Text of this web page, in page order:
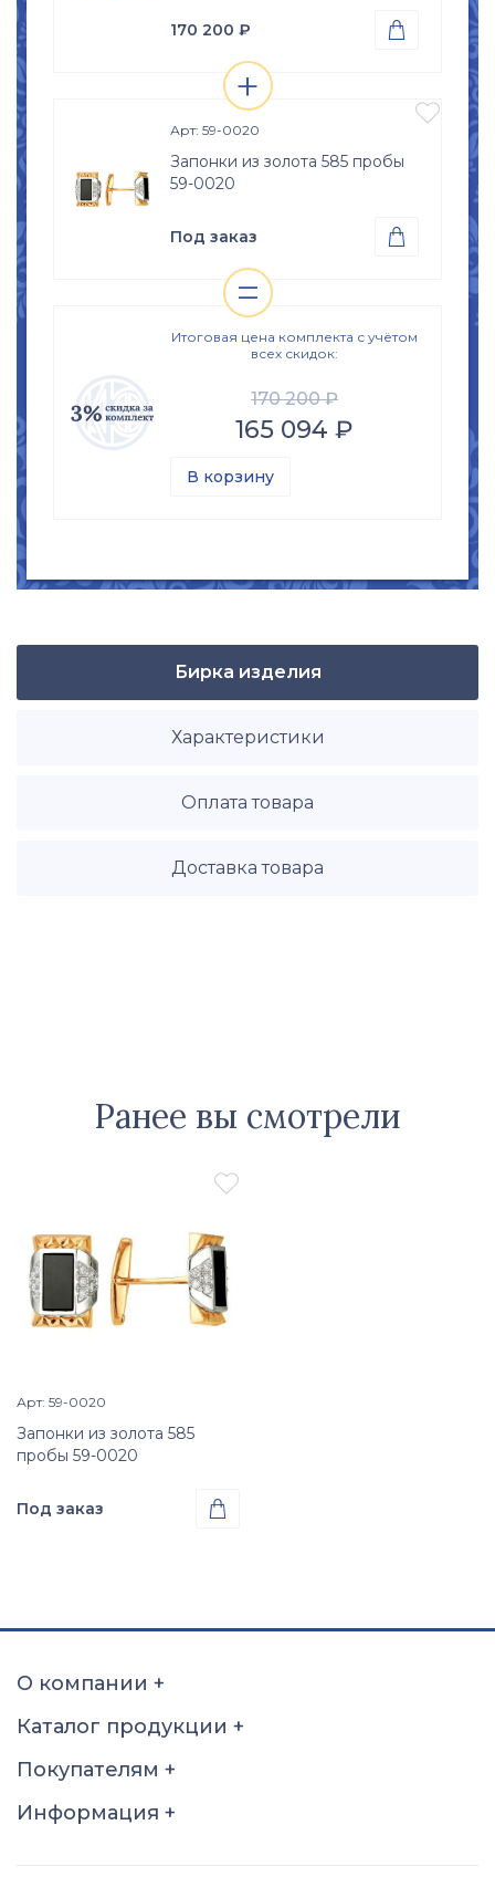
19
19,5
21,5
23,5
25
25,5
170 200 ₽ 
Золото 585
8.51 гр.
Вставки
Оникс (природная вст.)
б\р
+

Арт: 59-0020
Запонки из золота 585 пробы
59-0020
Под заказ 
Золото 585
=
Итоговая цена комплекта с учётом
всех скидок:
170 200 ₽
165 094 ₽
В корзину
Бирка изделия
Характеристики
Оплата товара
Доставка товара
Ранее вы смотрели

 Просмотр изделия
Арт: 59-0020
Запонки из золота 585
пробы 59-0020
Под заказ 
О компании +
Каталог продукции +
Покупателям +
Информация +